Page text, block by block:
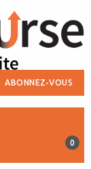
ABONNEZ-VOUS
0